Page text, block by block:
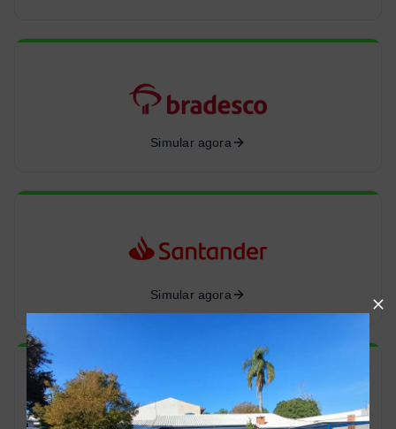
Simular agora
Simular agora